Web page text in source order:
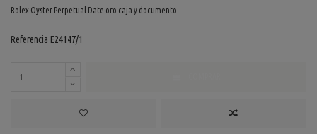
Rolex Oyster Perpetual Date oro caja y documento
Referencia E24147/1